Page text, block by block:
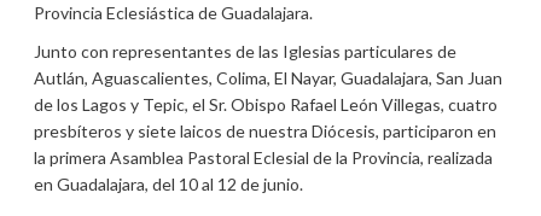
Provincia Eclesiástica de Guadalajara.
Junto con representantes de las Iglesias particulares de
Autlán, Aguascalientes, Colima, El Nayar, Guadalajara, San Juan
de los Lagos y Tepic, el Sr. Obispo Rafael León Villegas, cuatro
presbíteros y siete laicos de nuestra Diócesis, participaron en
la primera Asamblea Pastoral Eclesial de la Provincia, realizada
en Guadalajara, del 10 al 12 de junio.